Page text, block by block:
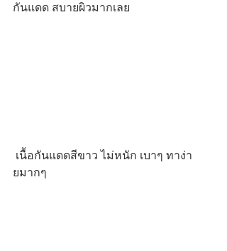
กันแดด สบายผิวมากเลย
ยมากๆ